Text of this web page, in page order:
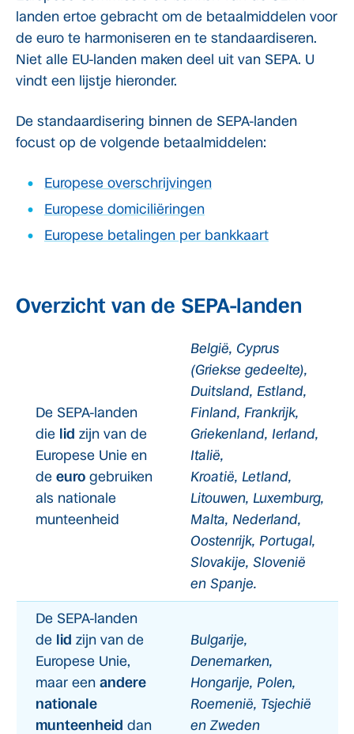
landen ertoe gebracht om de betaalmiddelen voor
de euro te harmoniseren en te standaardiseren.
Niet alle EU-landen maken deel uit van SEPA. U
vindt een lijstje hieronder.
De standaardisering binnen de SEPA-landen
focust op de volgende betaalmiddelen:
Europese overschrijvingen
Europese domiciliëringen
Europese betalingen per bankkaart
Overzicht van de SEPA-landen
De SEPA-landen
die lid zijn van de
Europese Unie en
de euro gebruiken
als nationale
munteenheid
België, Cyprus
(Griekse gedeelte),
Duitsland, Estland,
Finland, Frankrijk,
Griekenland, Ierland,
Italië,
Kroatië, Letland,
Litouwen, Luxemburg,
Malta, Nederland,
Oostenrijk, Portugal,
Slovakije, Slovenië
en Spanje.
De SEPA-landen
de lid zijn van de
Europese Unie,
maar een andere
nationale
munteenheid dan
Bulgarije,
Denemarken,
Hongarije, Polen,
Roemenië, Tsjechië
en Zweden